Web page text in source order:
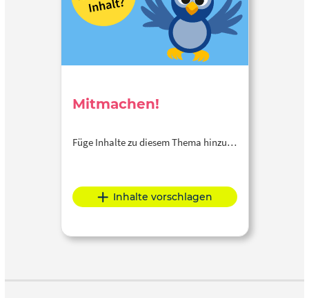
Mitmachen!
Füge Inhalte zu diesem Thema hinzu…
Inhalte vorschlagen